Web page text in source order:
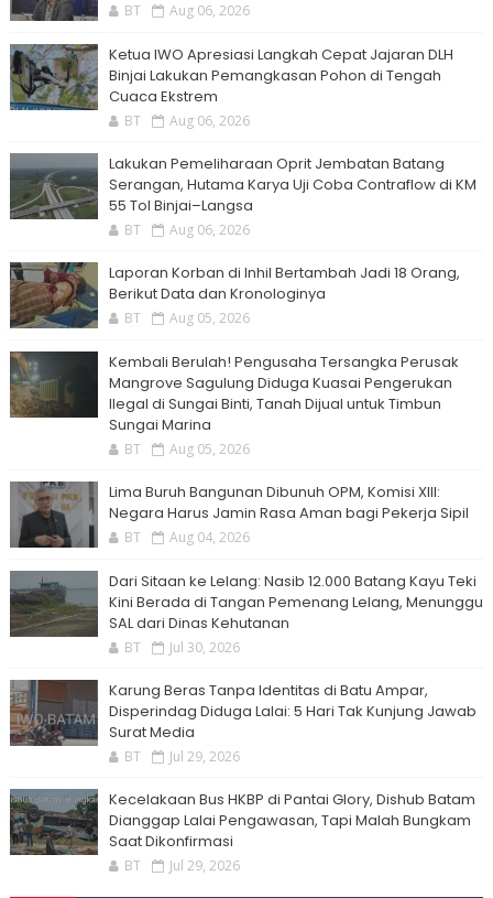
BT Aug 06, 2026
Ketua IWO Apresiasi Langkah Cepat Jajaran DLH
Binjai Lakukan Pemangkasan Pohon di Tengah
Cuaca Ekstrem
BT Aug 06, 2026
Lakukan Pemeliharaan Oprit Jembatan Batang
Serangan, Hutama Karya Uji Coba Contraflow di KM
55 Tol Binjai–Langsa
BT Aug 06, 2026
Laporan Korban di Inhil Bertambah Jadi 18 Orang,
Berikut Data dan Kronologinya
BT Aug 05, 2026
Kembali Berulah! Pengusaha Tersangka Perusak
Mangrove Sagulung Diduga Kuasai Pengerukan
Ilegal di Sungai Binti, Tanah Dijual untuk Timbun
Sungai Marina
BT Aug 05, 2026
Lima Buruh Bangunan Dibunuh OPM, Komisi XIII:
Negara Harus Jamin Rasa Aman bagi Pekerja Sipil
BT Aug 04, 2026
Dari Sitaan ke Lelang: Nasib 12.000 Batang Kayu Teki
Kini Berada di Tangan Pemenang Lelang, Menunggu
SAL dari Dinas Kehutanan
BT Jul 30, 2026
Karung Beras Tanpa Identitas di Batu Ampar,
Disperindag Diduga Lalai: 5 Hari Tak Kunjung Jawab
Surat Media
BT Jul 29, 2026
Kecelakaan Bus HKBP di Pantai Glory, Dishub Batam
Dianggap Lalai Pengawasan, Tapi Malah Bungkam
Saat Dikonfirmasi
BT Jul 29, 2026